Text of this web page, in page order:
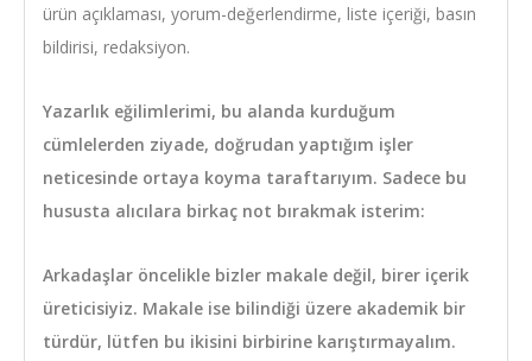
ürün açıklaması, yorum-değerlendirme, liste içeriği, basın
bildirisi, redaksiyon.
Yazarlık eğilimlerimi, bu alanda kurduğum
cümlelerden ziyade, doğrudan yaptığım işler
neticesinde ortaya koyma taraftarıyım. Sadece bu
hususta alıcılara birkaç not bırakmak isterim:
Arkadaşlar öncelikle bizler makale değil, birer içerik
üreticisiyiz. Makale ise bilindiği üzere akademik bir
türdür, lütfen bu ikisini birbirine karıştırmayalım.